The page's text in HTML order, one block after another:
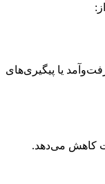
یا پیگیری‌های
کاهش می‌دهد.